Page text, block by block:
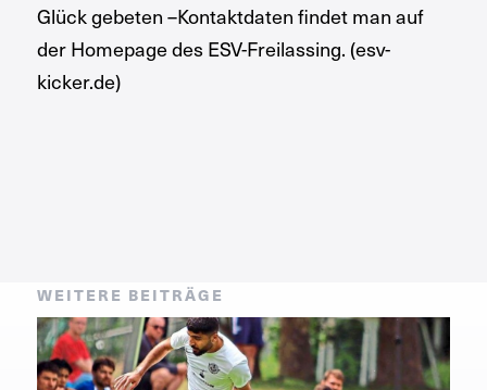
Glück gebeten –Kontaktdaten findet man auf
der Homepage des ESV-Freilassing. (esv-
kicker.de)
WEITERE BEITRÄGE